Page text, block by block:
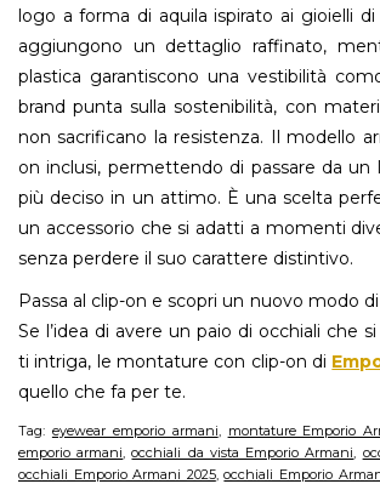
logo a forma di aquila ispirato ai gioielli
aggiungono un dettaglio raffinato,
plastica garantiscono una vestibilità
brand punta sulla sostenibilità, con
non sacrificano la resistenza. Il modello
on inclusi, permettendo di passare da un
più deciso in un attimo. È una scelta
un accessorio che si adatti a momenti
senza perdere il suo carattere distintivo.
Passa al clip-on e scopri un nuovo modo
Se l’idea di avere un paio di occhiali che
ti intriga, le montature con clip-on di
quello che fa per te.
Tag: eyewear emporio armani montature Emporio
emporio armani ,occhiali da vista Emporio Armani
occhiali Emporio Armani 2025,occhiali Emporio